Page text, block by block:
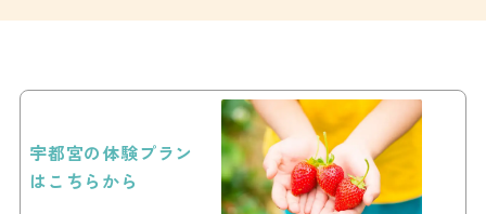
宇都宮の体験プラン
はこちらから